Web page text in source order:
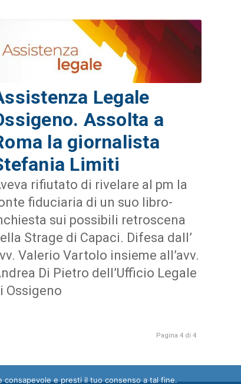
Legale
Assolta a
la giornalista
Limiti
rifiutato di rivelare al pm la
fiduciaria di un suo libro-
sui possibili retroscena
Strage di Capaci. Difesa dall’
Valerio Vartolo insieme all’avv.
Di Pietro dell’Ufficio Legale
Ossigeno
Pagina 4 di 4
consapevole e presti il tuo consenso a tal fine.